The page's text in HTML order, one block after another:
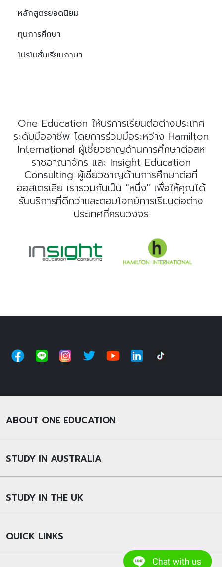
หลักสูตรยอดนิยม
ทุนการศึกษา
โปรโมชั่นเรียนภาษา
One Education ให้บริการเรียนต่อต่างประเทศ
ระดับมืออาชีพ โดยการร่วมมือระหว่าง Hamilton
International ผู้เชี่ยวชาญด้านการศึกษาต่อสห
ราชอาณาจักร และ Insight Education
Consulting ผู้เชี่ยวชาญด้านการศึกษาต่อที่
ออสเตรเลีย เรารวมกันเป็น "หนึ่ง" เพื่อให้คุณได้
รับบริการที่ดีกว่าและตอบโจทย์การเรียนต่อต่าง
ประเทศที่ครบวงจร
ABOUT ONE EDUCATION
STUDY IN AUSTRALIA
STUDY IN THE UK
QUICK LINKS